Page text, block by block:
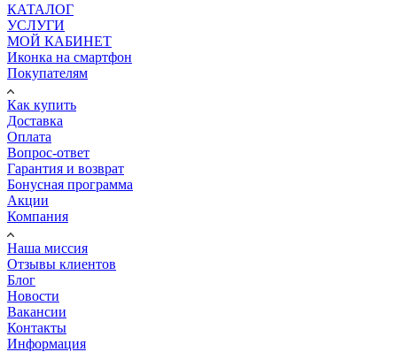
КАТАЛОГ
УСЛУГИ
МОЙ КАБИНЕТ
Иконка на смартфон
Покупателям
Как купить
Доставка
Оплата
Вопрос-ответ
Гарантия и возврат
Бонусная программа
Акции
Компания
Наша миссия
Отзывы клиентов
Блог
Новости
Вакансии
Контакты
Информация